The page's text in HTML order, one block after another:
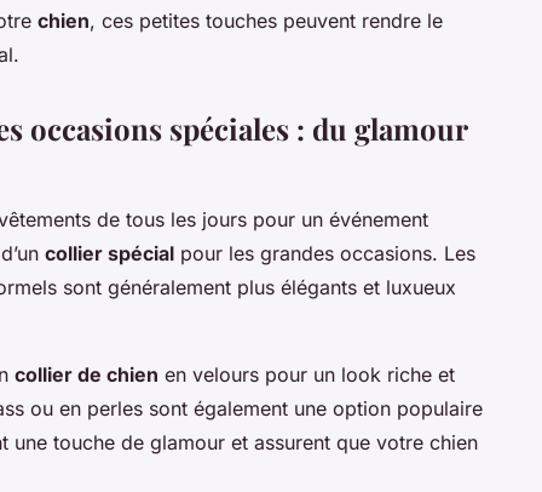
chien, ces petites touches peuvent rendre le
occasions spéciales : du glamour
de tous les jours pour un événement
collier spécial pour les grandes occasions. Les
sont généralement plus élégants et luxueux
collier de chien en velours pour un look riche et
ou en perles sont également une option populaire
une touche de glamour et assurent que votre chien